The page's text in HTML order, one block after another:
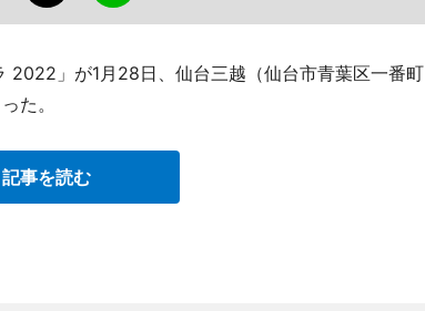
2022」が1月28日、仙台三越（仙台市青葉区一番町
た。
記事を読む